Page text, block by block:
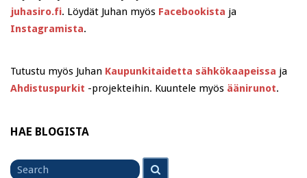
juhasiro.fi. Löydät Juhan myös Facebookista ja
Instagramista.
Tutustu myös Juhan Kaupunkitaidetta sähkökaapeissa ja
Ahdistuspurkit -projekteihin. Kuuntele myös äänirunot.
HAE BLOGISTA
Search
for